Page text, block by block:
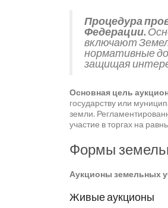
Процедура
Федерации.
включают
нормативные
защищая
Основная цель
государству или
земли.
участие в торгах на
Формы
Аукционы земельных
Живые аукционы